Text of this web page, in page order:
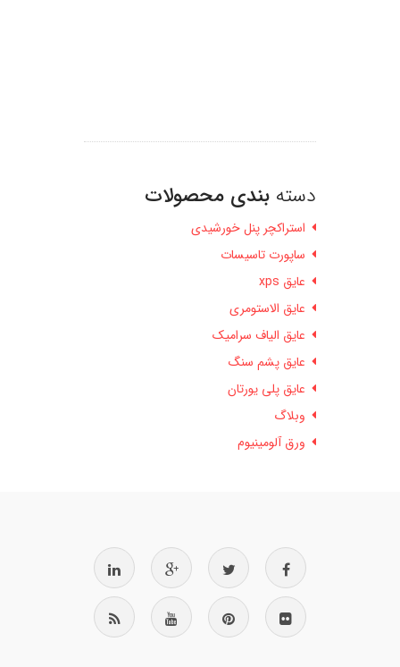
دسته بندی محصولات
استراکچر پنل خورشیدی
ساپورت تاسیسات
عایق xps
عایق الاستومری
عایق الیاف سرامیک
عایق پشم سنگ
عایق پلی یورتان
وبلاگ
ورق آلومینیوم